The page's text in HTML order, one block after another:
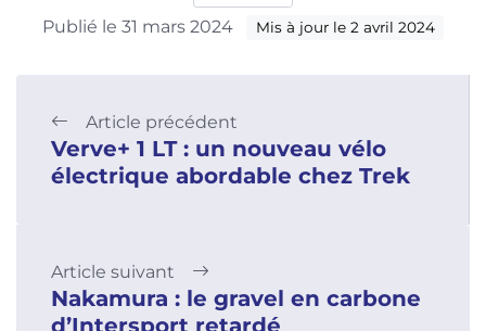
Publié le 31 mars 2024 Mis à jour le 2 avril 2024
Article précédent
Verve+ 1 LT : un nouveau vélo
électrique abordable chez Trek
Article suivant
Nakamura : le gravel en carbone
d’Intersport retardé